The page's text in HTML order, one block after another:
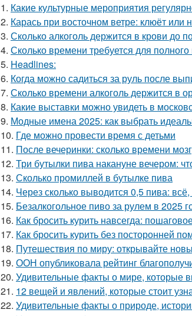
1. Какие культурные мероприятия
2. Карась при восточном ветре: клюёт или
3. Сколько алкоголь держится в крови до
4. Сколько времени требуется для
5. Headlines:
6. Когда можно садиться за руль после
7. Сколько времени алкоголь держится в
8. Какие выставки можно увидеть в
9. Модные имена 2025: как выбрать
10. Где можно провести время с детьми
11. После вечеринки: сколько времени
12. Три бутылки пива накануне вечером:
13. Сколько промиллей в бутылке пива
14. Через сколько выводится 0,5 пива:
15. Безалкогольное пиво за рулем в 2025
16. Как бросить курить навсегда:
17. Как бросить курить без посторонней
18. Путешествия по миру: открывайте
19. ООН опубликовала рейтинг
20. Удивительные факты о мире, которые
21. 12 вещей и явлений, которые стоит
22. Удивительные факты о природе,